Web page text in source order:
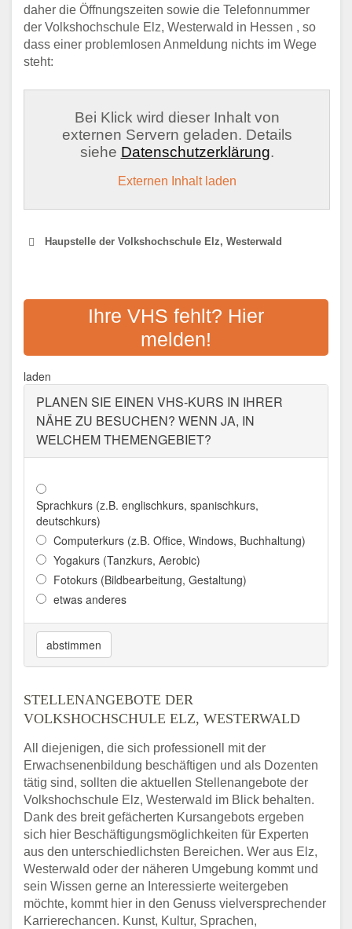
daher die Öffnungszeiten sowie die Telefonnummer
der Volkshochschule Elz, Westerwald in Hessen , so
dass einer problemlosen Anmeldung nichts im Wege
steht:
Bei Klick wird dieser Inhalt von
externen Servern geladen. Details
siehe Datenschutzerklärung.
Externen Inhalt laden
Haupstelle der Volkshochschule Elz, Westerwald
KREISVOLKSHOCHSCHULE
LIMBURG-WEILBURG E.V.
Diezer Straße 33, 65549 Limburg
Aktualisiert: August 2021
Ihre VHS fehlt? Hier
melden!
laden
PLANEN SIE EINEN VHS-KURS IN IHRER
NÄHE ZU BESUCHEN? WENN JA, IN
WELCHEM THEMENGEBIET?
Sprachkurs (z.B. englischkurs, spanischkurs,
deutschkurs)
Computerkurs (z.B. Office, Windows, Buchhaltung)
Yogakurs (Tanzkurs, Aerobic)
Fotokurs (Bildbearbeitung, Gestaltung)
etwas anderes
abstimmen
STELLENANGEBOTE DER
VOLKSHOCHSCHULE ELZ, WESTERWALD
All diejenigen, die sich professionell mit der
Erwachsenenbildung beschäftigen und als Dozenten
tätig sind, sollten die aktuellen Stellenangebote der
Volkshochschule Elz, Westerwald im Blick behalten.
Dank des breit gefächerten Kursangebots ergeben
sich hier Beschäftigungsmöglichkeiten für Experten
aus den unterschiedlichsten Bereichen. Wer aus Elz,
Westerwald oder der näheren Umgebung kommt und
sein Wissen gerne an Interessierte weitergeben
möchte, kommt hier in den Genuss vielversprechender
Karrierechancen. Kunst, Kultur, Sprachen,